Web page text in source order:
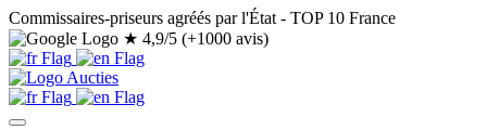
Commissaires-priseurs agréés par l'État - TOP 10 France
★ 4,9/5 (+1000 avis)